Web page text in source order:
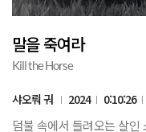
말을 죽여라
Kill the Horse
샤오뤄 궈 2024 0:10:26
덤불 속에서 들려오는 살인